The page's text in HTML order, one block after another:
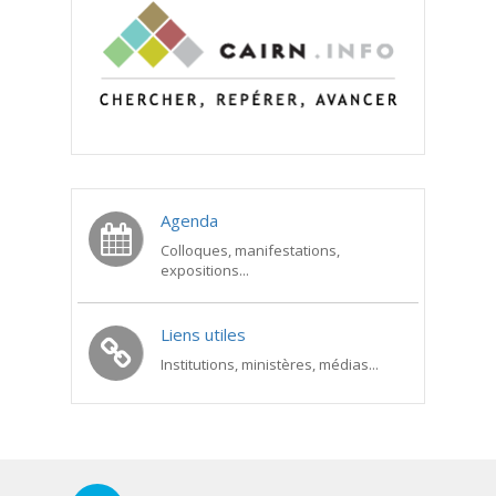
Agenda
Colloques, manifestations,
expositions...
Liens utiles
Institutions, ministères, médias...